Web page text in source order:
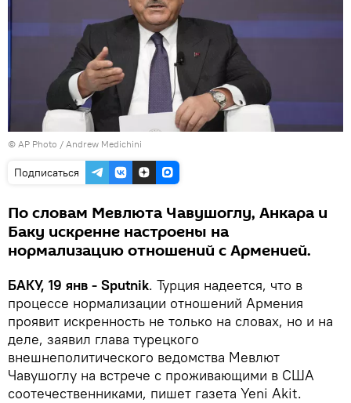
© AP Photo / Andrew Medichini
Подписаться
По словам Мевлюта Чавушоглу, Анкара и
Баку искренне настроены на
нормализацию отношений с Арменией.
БАКУ, 19 янв - Sputnik. Турция надеется, что в
процессе нормализации отношений Армения
проявит искренность не только на словах, но и на
деле, заявил глава турецкого
внешнеполитического ведомства Мевлют
Чавушоглу на встрече с проживающими в США
соотечественниками, пишет газета Yeni Akit.